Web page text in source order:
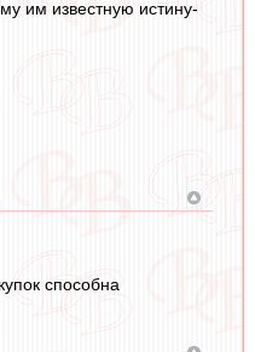
им известную истину-
способна